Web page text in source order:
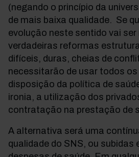
(negando o princípio da
de mais baixa qualidade. Se
evolução neste sentido vai
verdadeiras reformas
difíceis, duras, cheias de
necessitarão de usar todos
disposição da política de
ironia, a utilização dos
contratação na prestação de
A alternativa será uma
qualidade do SNS, ou subidas